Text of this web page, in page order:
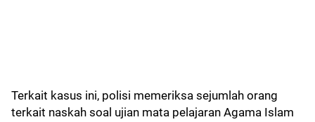
Terkait kasus ini, polisi memeriksa sejumlah orang
terkait naskah soal ujian mata pelajaran Agama Islam